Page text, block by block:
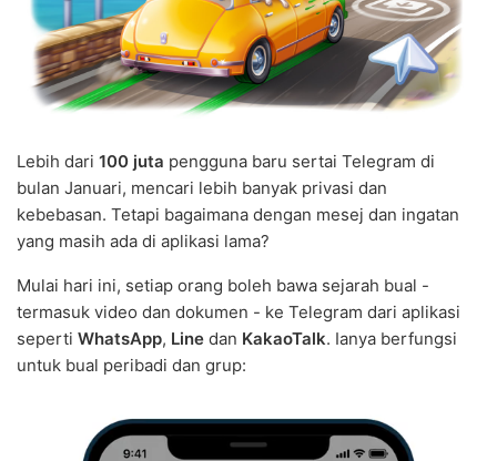
Lebih dari 100 juta pengguna baru sertai Telegram di
bulan Januari, mencari lebih banyak privasi dan
kebebasan. Tetapi bagaimana dengan mesej dan ingatan
yang masih ada di aplikasi lama?
Mulai hari ini, setiap orang boleh bawa sejarah bual -
termasuk video dan dokumen - ke Telegram dari aplikasi
seperti WhatsApp, Line dan KakaoTalk. Ianya berfungsi
untuk bual peribadi dan grup: